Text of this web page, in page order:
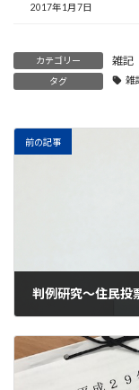
2017年1月7日
カテゴリー 雑記
タグ 雑
前の記事
判例研究～住民投